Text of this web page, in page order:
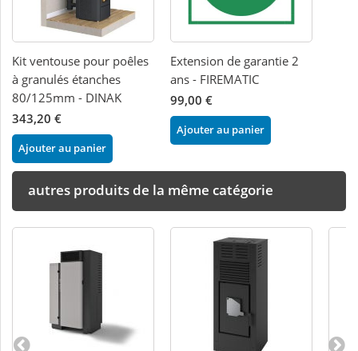
Kit ventouse pour poêles
à granulés étanches
80/125mm - DINAK
343,20 €
Ajouter au panier
Extension de garantie 2
ans - FIREMATIC
99,00 €
Ajouter au panier
autres produits de la même catégorie